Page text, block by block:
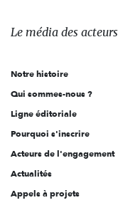
des
l'engagement
Le média des acteurs
Notre histoire
Qui sommes-nous ?
Ligne éditoriale
Pourquoi s'inscrire
Acteurs de l'engagement
Actualités
Appels à projets